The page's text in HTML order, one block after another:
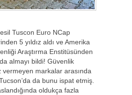
Tuscon Euro NCap
5 yıldız aldı ve Amerika
Araştırma Enstitüsünden
almayı bildi! Güvenlik
vermeyen markalar arasında
da bunu ispat etmiş.
oldukça fazla